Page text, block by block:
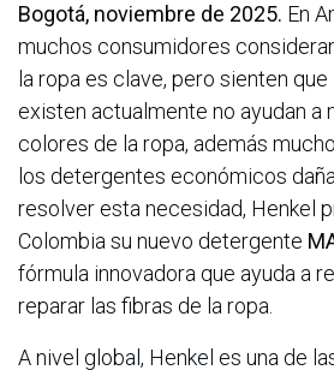
Bogotá, noviembre de 2025. En
muchos consumidores
la ropa es clave, pero sienten
existen actualmente no ayudan a
colores de la ropa, además
los detergentes económicos
resolver esta necesidad, Henkel
Colombia su nuevo detergente
fórmula innovadora que ayuda a
reparar las fibras de la ropa.
A nivel global, Henkel es una de